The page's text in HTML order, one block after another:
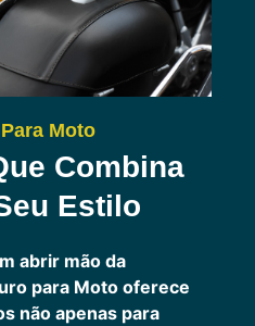
Moto
Combina
Estilo
abrir mão da
para Moto oferece
não apenas para